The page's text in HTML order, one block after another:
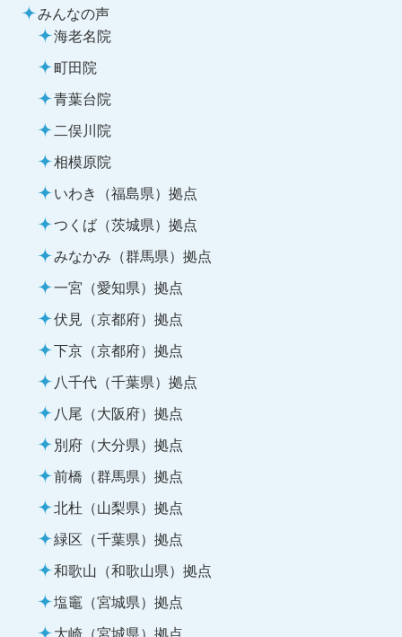
みんなの声
海老名院
町田院
青葉台院
二俣川院
相模原院
いわき（福島県）拠点
つくば（茨城県）拠点
みなかみ（群馬県）拠点
一宮（愛知県）拠点
伏見（京都府）拠点
下京（京都府）拠点
八千代（千葉県）拠点
八尾（大阪府）拠点
別府（大分県）拠点
前橋（群馬県）拠点
北杜（山梨県）拠点
緑区（千葉県）拠点
和歌山（和歌山県）拠点
塩竈（宮城県）拠点
大崎（宮城県）拠点